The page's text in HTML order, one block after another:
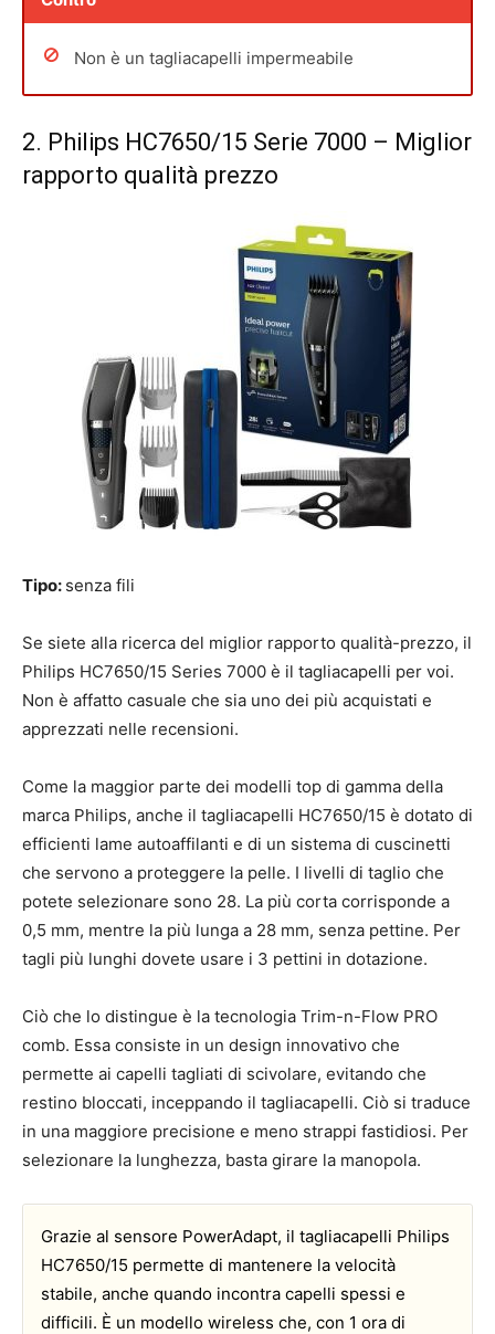
Non è un tagliacapelli impermeabile
2. Philips HC7650/15 Serie 7000 – Miglior
rapporto qualità prezzo
Tipo: senza fili
Se siete alla ricerca del miglior rapporto qualità-prezzo, il
Philips HC7650/15 Series 7000 è il tagliacapelli per voi.
Non è affatto casuale che sia uno dei più acquistati e
apprezzati nelle recensioni.
Come la maggior parte dei modelli top di gamma della
marca Philips, anche il tagliacapelli HC7650/15 è dotato di
efficienti lame autoaffilanti e di un sistema di cuscinetti
che servono a proteggere la pelle. I livelli di taglio che
potete selezionare sono 28. La più corta corrisponde a
0,5 mm, mentre la più lunga a 28 mm, senza pettine. Per
tagli più lunghi dovete usare i 3 pettini in dotazione.
Ciò che lo distingue è la tecnologia Trim-n-Flow PRO
comb. Essa consiste in un design innovativo che
permette ai capelli tagliati di scivolare, evitando che
restino bloccati, inceppando il tagliacapelli. Ciò si traduce
in una maggiore precisione e meno strappi fastidiosi. Per
selezionare la lunghezza, basta girare la manopola.
Grazie al sensore PowerAdapt, il tagliacapelli Philips
HC7650/15 permette di mantenere la velocità
stabile, anche quando incontra capelli spessi e
difficili. È un modello wireless che, con 1 ora di